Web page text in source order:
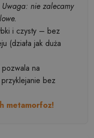
Uwaga: nie zalecamy
i czysty – bez
(działa jak duża
pozwala na
bez
metamorfoz!